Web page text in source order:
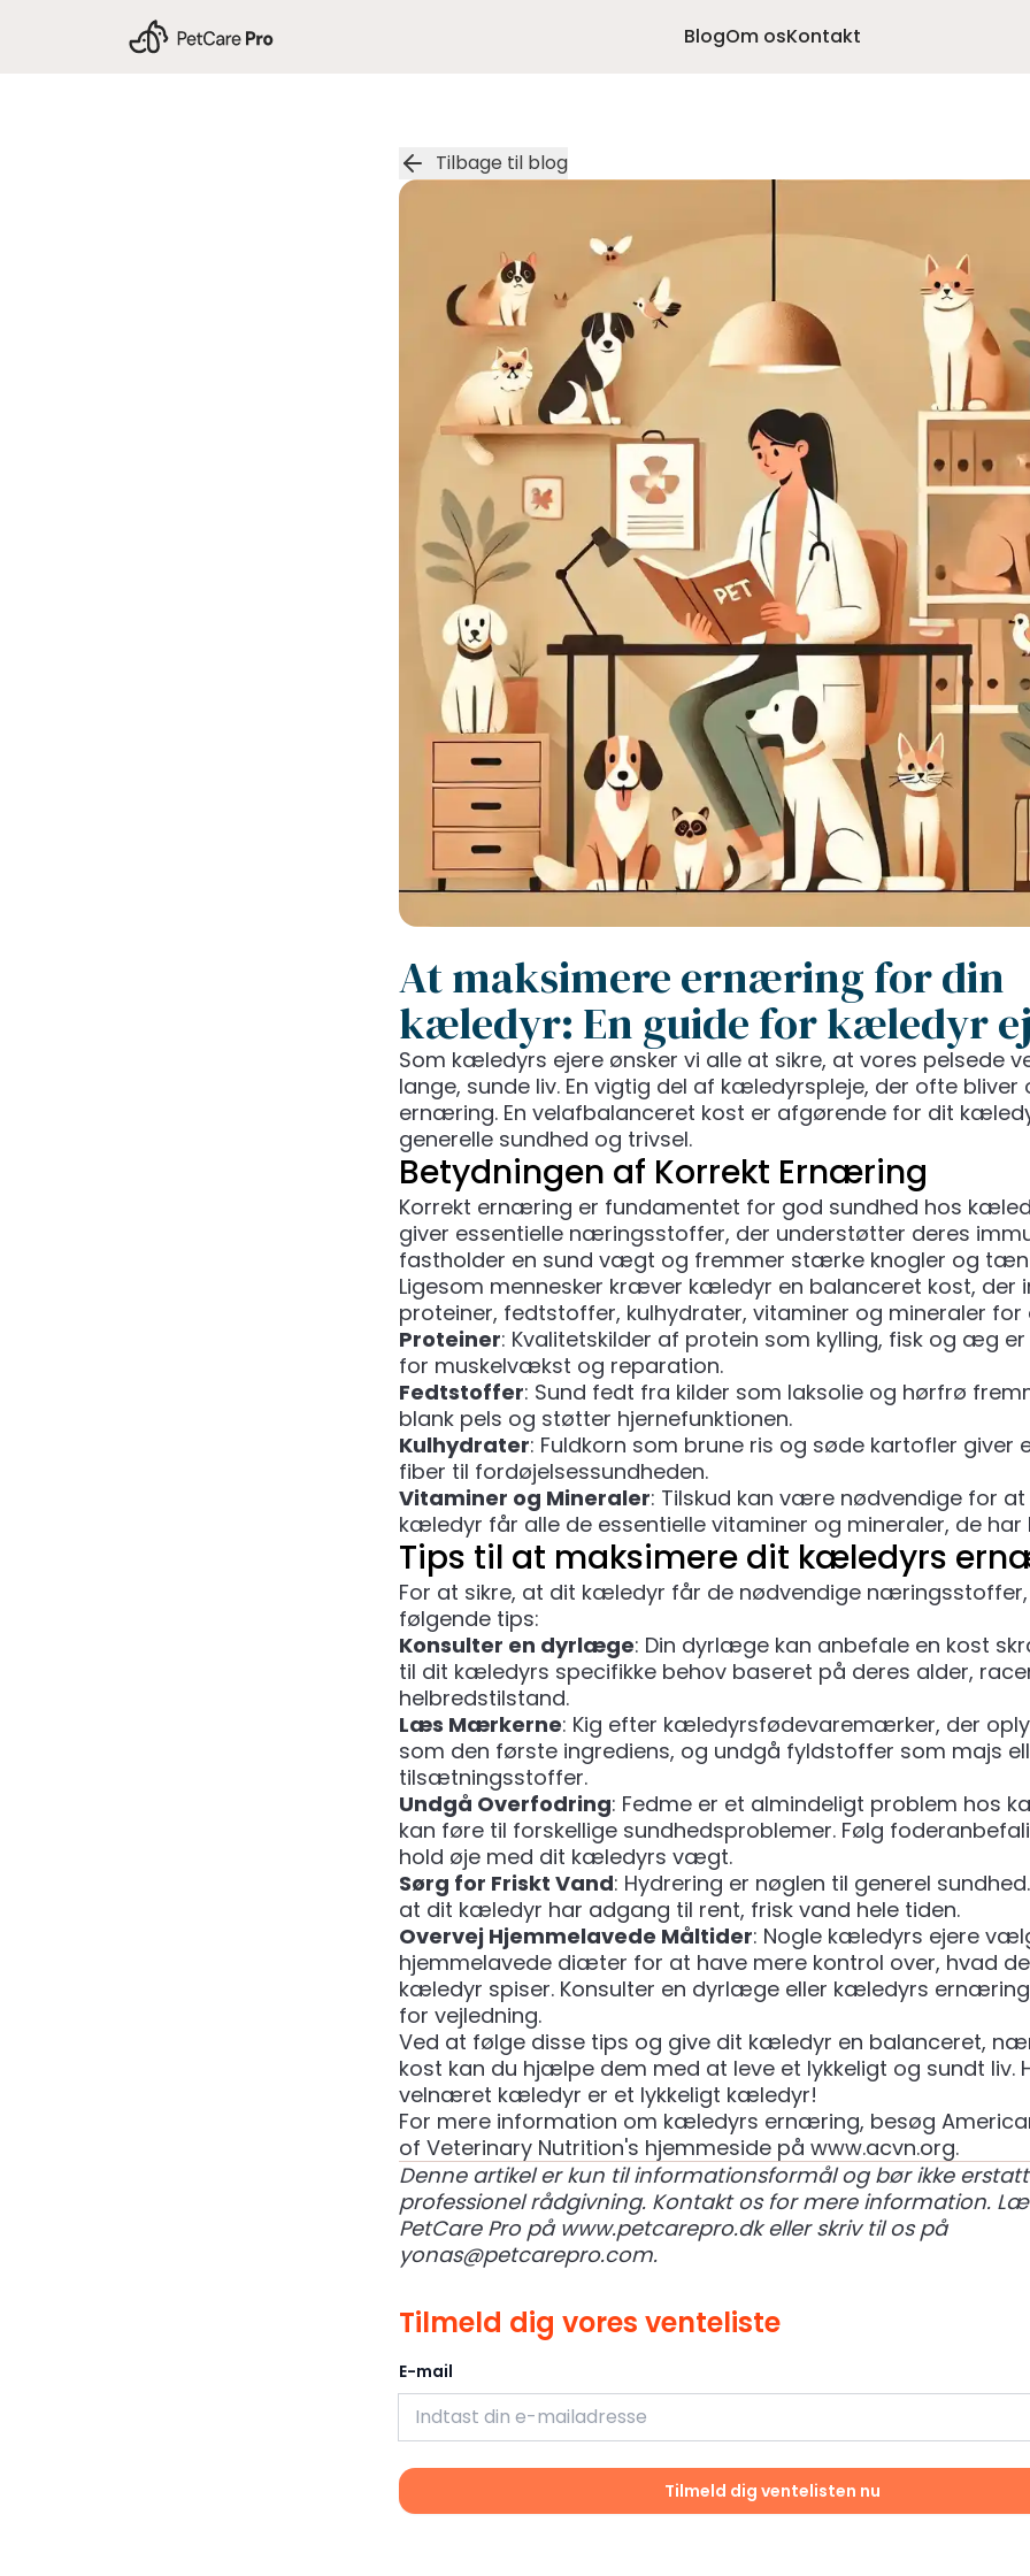
BlogOm osKontakt
Tilbage til blog
At maksimere ernæring for din
kæledyr: En guide for kæledyr
Som kæledyrs ejere ønsker vi alle at sikre, at vores pelsede
lange, sunde liv. En vigtig del af kæledyrspleje, der ofte bliver
ernæring. En velafbalanceret kost er afgørende for dit
generelle sundhed og trivsel.
Betydningen af Korrekt Ernæring
Korrekt ernæring er fundamentet for god sundhed hos
giver essentielle næringsstoffer, der understøtter deres
fastholder en sund vægt og fremmer stærke knogler og
Ligesom mennesker kræver kæledyr en balanceret kost, der
proteiner, fedtstoffer, kulhydrater, vitaminer og mineraler for
Proteiner: Kvalitetskilder af protein som kylling, fisk og æg
for muskelvækst og reparation.
Fedtstoffer: Sund fedt fra kilder som laksolie og hørfrø
blank pels og støtter hjernefunktionen.
Kulhydrater: Fuldkorn som brune ris og søde kartofler giver
fiber til fordøjelsessundheden.
Vitaminer og Mineraler: Tilskud kan være nødvendige for
kæledyr får alle de essentielle vitaminer og mineraler, de har
Tips til at maksimere dit kæledyrs
For at sikre, at dit kæledyr får de nødvendige
følgende tips:
Konsulter en dyrlæge: Din dyrlæge kan anbefale en kost
til dit kæledyrs specifikke behov baseret på deres alder,
helbredstilstand.
Læs Mærkerne: Kig efter kæledyrsfødevaremærker, der
som den første ingrediens, og undgå fyldstoffer som majs
tilsætningsstoffer.
Undgå Overfodring: Fedme er et almindeligt problem hos
kan føre til forskellige sundhedsproblemer. Følg
hold øje med dit kæledyrs vægt.
Sørg for Friskt Vand: Hydrering er nøglen til generel
at dit kæledyr har adgang til rent, frisk vand hele tiden.
Overvej Hjemmelavede Måltider: Nogle kæledyrs ejere
hjemmelavede diæter for at have mere kontrol over, hvad
kæledyr spiser. Konsulter en dyrlæge eller kæledyrs
for vejledning.
Ved at følge disse tips og give dit kæledyr en balanceret,
kost kan du hjælpe dem med at leve et lykkeligt og sundt liv.
velnæret kæledyr er et lykkeligt kæledyr!
For mere information om kæledyrs ernæring, besøg
of Veterinary Nutrition's hjemmeside på www.acvn.org.
Denne artikel er kun til informationsformål og bør ikke
professionel rådgivning. Kontakt os for mere information.
PetCare Pro på www.petcarepro.dkeller skriv til os på
yonas@petcarepro.com.
Tilmeld dig vores venteliste
E-mail
Tilmeld dig ventelisten nu